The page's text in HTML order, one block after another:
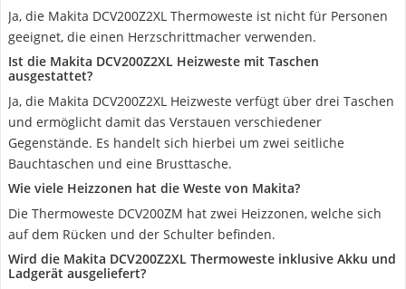
Ja, die Makita DCV200Z2XL Thermoweste ist nicht für Personen
geeignet, die einen Herzschrittmacher verwenden.
Ist die Makita DCV200Z2XL Heizweste mit Taschen
ausgestattet?
Ja, die Makita DCV200Z2XL Heizweste verfügt über drei Taschen
und ermöglicht damit das Verstauen verschiedener
Gegenstände. Es handelt sich hierbei um zwei seitliche
Bauchtaschen und eine Brusttasche.
Wie viele Heizzonen hat die Weste von Makita?
Die Thermoweste DCV200ZM hat zwei Heizzonen, welche sich
auf dem Rücken und der Schulter befinden.
Wird die Makita DCV200Z2XL Thermoweste inklusive Akku und
Ladgerät ausgeliefert?